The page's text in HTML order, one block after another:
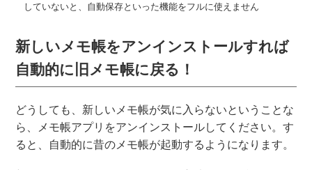
していないと、自動保存といった機能をフルに使えません
新しいメモ帳をアンインストールすれば
自動的に旧メモ帳に戻る！
どうしても、新しいメモ帳が気に入らないということな
ら、メモ帳アプリをアンインストールしてください。す
ると、自動的に昔のメモ帳が起動するようになります。